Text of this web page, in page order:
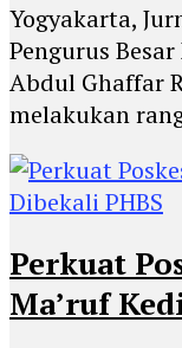
Yogyakarta,
Pengurus
Abdul Ghaffar
melakukan
Perkuat
Ma’ruf